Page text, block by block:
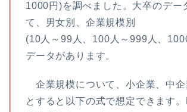
1000円)を調べました。大卒のデー
て、男女別、企業規模別
(10人～99人、100人～999人、
データがあります。
企業規模について、小企業、中企
とすると以下の式で想定できます